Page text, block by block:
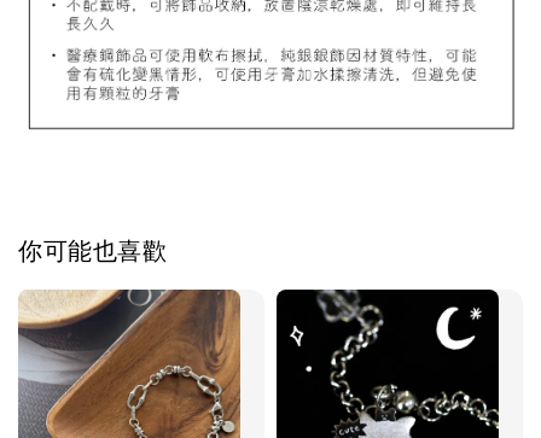
NT$ 69
NT$ 98
加入購物車
你可能也喜歡